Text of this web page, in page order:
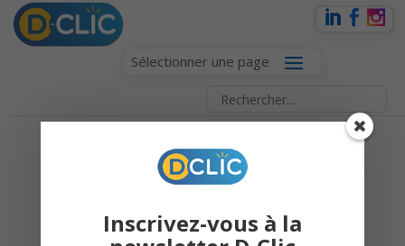
Sélectionner une page
VOCATION
AUCHAN
Inscrivez-vous à la